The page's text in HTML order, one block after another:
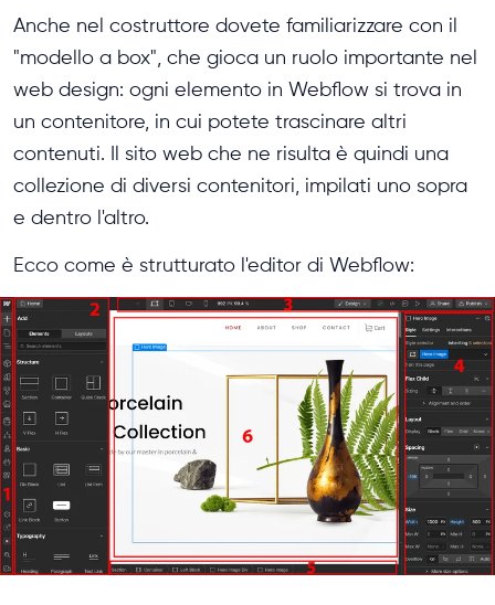
Anche nel costruttore dovete familiarizzare con il
"modello a box", che gioca un ruolo importante nel
web design: ogni elemento in Webflow si trova in
un contenitore, in cui potete trascinare altri
contenuti. Il sito web che ne risulta è quindi una
collezione di diversi contenitori, impilati uno sopra
e dentro l'altro.
Ecco come è strutturato l'editor di Webflow: